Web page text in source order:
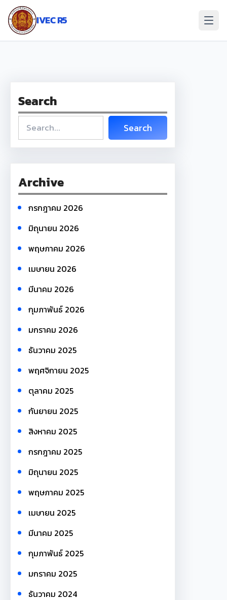
ข้าม
IVEC R5
Search
e
a
c
h
Search
Archive
กรกฎาคม 2026
มิถุนายน 2026
พฤษภาคม 2026
เมษายน 2026
มีนาคม 2026
กุมภาพันธ์ 2026
มกราคม 2026
ธันวาคม 2025
พฤศจิกายน 2025
ตุลาคม 2025
กันยายน 2025
สิงหาคม 2025
กรกฎาคม 2025
มิถุนายน 2025
พฤษภาคม 2025
เมษายน 2025
มีนาคม 2025
กุมภาพันธ์ 2025
มกราคม 2025
ธันวาคม 2024